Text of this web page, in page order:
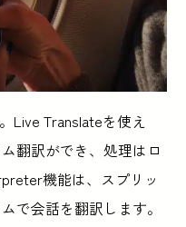
Live Translateを使え
翻訳ができ、処理はロ
機能は、スプリッ
で会話を翻訳します。